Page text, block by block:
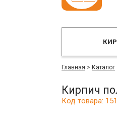
Главная > Каталог
Кирпич
Код товара: